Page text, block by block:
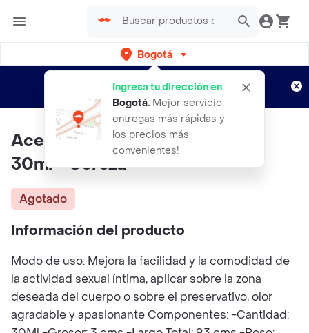
Bogotá
Ingresa tu dirección en
Bogotá. Mejor servicio,
entregas más rápidas y
los precios más
convenientes!
envíos gratis por semanas
Aplican TyC
Aceite Corporal Para Masajes
30ml - Cereza
Agotado
Información del producto
Modo de uso: Mejora la facilidad y la comodidad de
la actividad sexual íntima, aplicar sobre la zona
deseada del cuerpo o sobre el preservativo, olor
agradable y apasionante Componentes: -Cantidad: